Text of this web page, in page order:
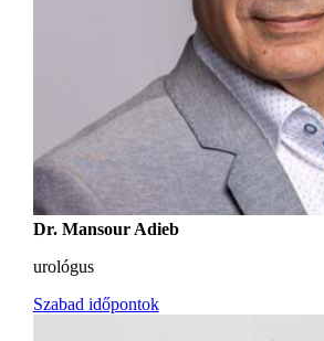
Dr. Mansour Adieb
urológus
Szabad időpontok